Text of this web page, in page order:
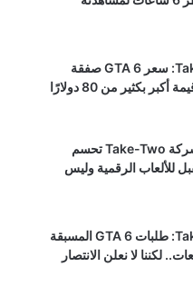
رئيس Take-Two: سعر GTA 6 صفقة
بكثير من 80 دولارًا
ناشر GTA 6 شركة Take-Two تحسم
للألعاب الرقمية وليس
رئيس Take-Two: طلبات GTA 6 المسبقة
لكننا لا نعلن الانتصار